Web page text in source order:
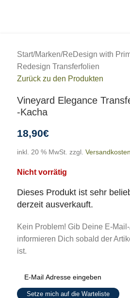
Start/Marken/ReDesign with
Redesign Transferfolien
Zurück zu den Produkten
Vineyard Elegance
-Kacha
18,90€
inkl. 20 % MwSt. zzgl. Versandkosten
Nicht vorrätig
Dieses Produkt ist sehr
derzeit ausverkauft.
Kein Problem! Gib Deine E-
informieren Dich sobald der
ist.
Setze mich auf die Warteliste